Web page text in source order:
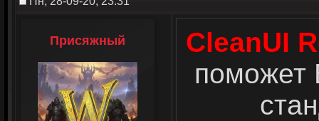
Присяжный
CleanUI
поможет